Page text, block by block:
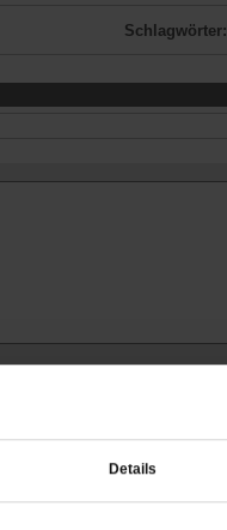
Details
Schlagwörter: